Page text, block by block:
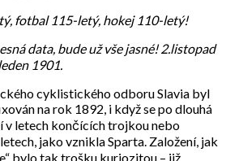
fotbal 115-letý, hokej 110-letý!
data, bude už vše jasné! 2.listopad
1901.
cyklistického odboru Slavia byl
na rok 1892, i když se po dlouhá
v letech končících trojkou nebo
jako vznikla Sparta. Založení, jak
bylo tak trošku kuriozitou – již